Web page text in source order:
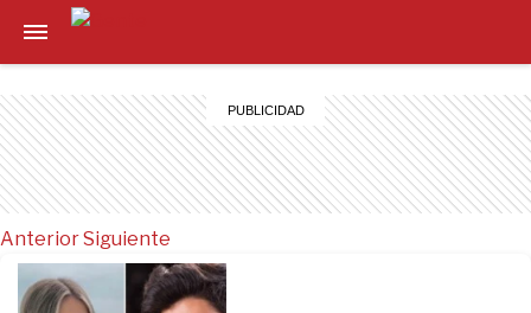
AnteriorSiguiente